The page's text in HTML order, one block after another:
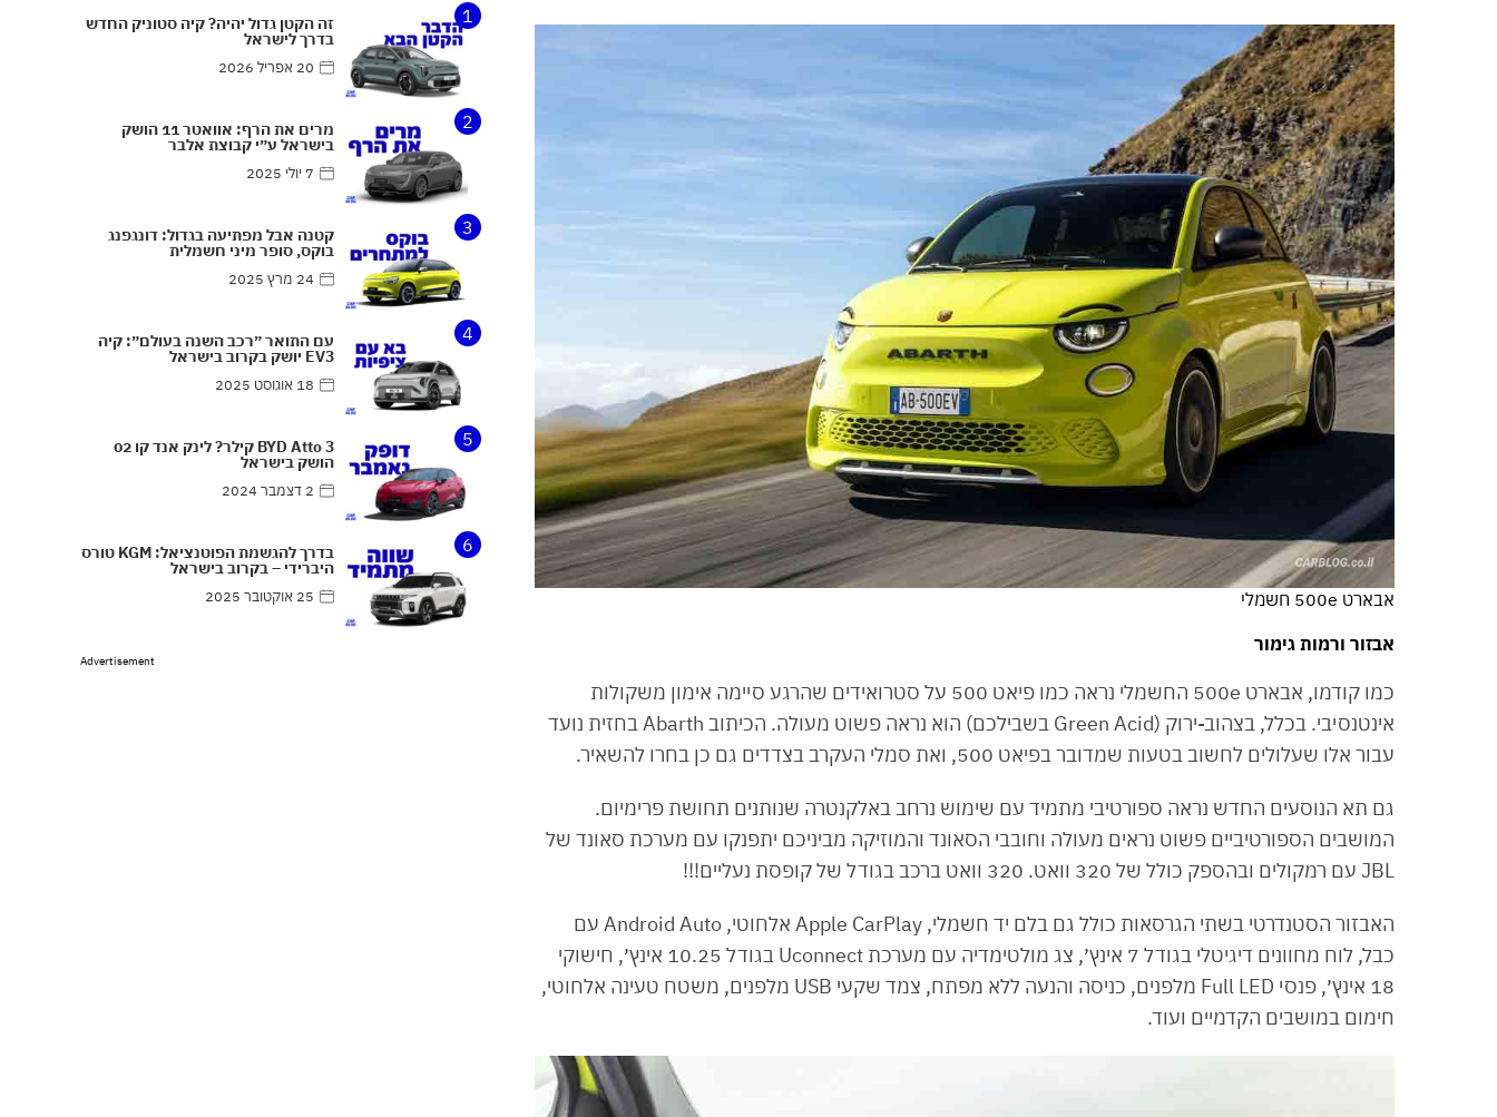
אבארט 500e חשמלי
אבזור ורמות גימור
כמו קודמו, אבארט 500e החשמלי נראה כמו פיאט 500 על סטרואידים שהרגע סיימה אימון משקולות
אינטנסיבי. בכלל, בצהוב-ירוק (Green Acid בשבילכם) הוא נראה פשוט מעולה. הכיתוב Abarth בחזית נועד
עבור אלו שעלולים לחשוב בטעות שמדובר בפיאט 500, ואת סמלי העקרב בצדדים גם כן בחרו להשאיר.
גם תא הנוסעים החדש נראה ספורטיבי מתמיד עם שימוש נרחב באלקנטרה שנותנים תחושת פרימיום.
המושבים הספורטיביים פשוט נראים מעולה וחובבי הסאונד והמוזיקה מביניכם יתפנקו עם מערכת סאונד של
JBL עם רמקולים ובהספק כולל של 320 וואט. 320 וואט ברכב בגודל של קופסת נעליים!!!
האבזור הסטנדרטי בשתי הגרסאות כולל גם בלם יד חשמלי, Apple CarPlay אלחוטי, Android Auto עם
כבל, לוח מחוונים דיגיטלי בגודל 7 אינץ׳, צג מולטימדיה עם מערכת Uconnect בגודל 10.25 אינץ׳, חישוקי
18 אינץ׳, פנסי Full LED מלפנים, כניסה והנעה ללא מפתח, צמד שקעי USB מלפנים, משטח טעינה אלחוטי,
חימום במושבים הקדמיים ועוד.
1
זה הקטן גדול יהיה? קיה סטוניק החדש
בדרך לישראל
20 אפריל 2026
2 מרים את הרף: אוואטר 11 הושק
בישראל ע״י קבוצת אלבר
7 יולי 2025
3 קטנה אבל מפתיעה בגדול: דונגפנג
בוקס, סופר מיני חשמלית
24 מרץ 2025
4 עם התואר ״רכב השנה בעולם״: קיה
EV3 יושק בקרוב בישראל
18 אוגוסט 2025
5 BYD Atto 3 קילר? לינק אנד קו 02
הושק בישראל
2 דצמבר 2024
6 בדרך להגשמת הפוטנציאל: KGM טורס
היברידי – בקרוב בישראל
25 אוקטובר 2025
Advertisement